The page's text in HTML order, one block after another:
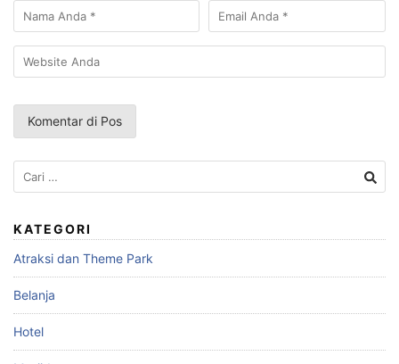
Cari
untuk:
KATEGORI
Atraksi dan Theme Park
Belanja
Hotel